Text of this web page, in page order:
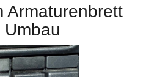
Armaturenbrett